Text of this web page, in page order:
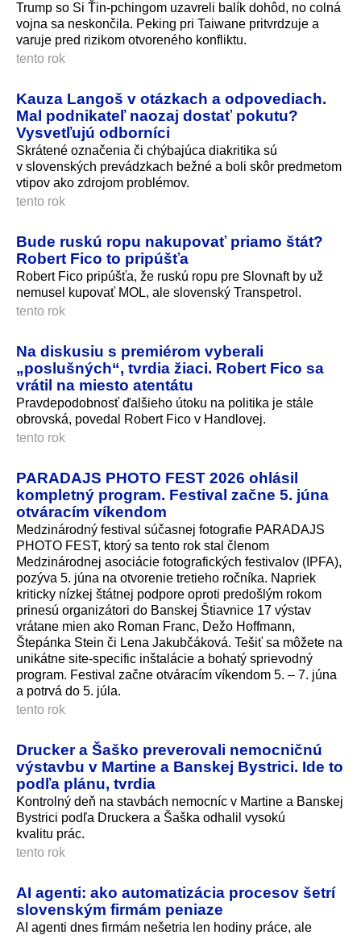
Trump so Si Ťin-pchingom uzavreli balík dohôd, no colná
vojna sa neskončila. Peking pri Taiwane pritvrdzuje a
varuje pred rizikom otvoreného konfliktu.
tento rok
Kauza Langoš v otázkach a odpovediach.
Mal podnikateľ naozaj dostať pokutu?
Vysvetľujú odborníci
Skrátené označenia či chýbajúca diakritika sú
v slovenských prevádzkach bežné a boli skôr predmetom
vtipov ako zdrojom problémov.
tento rok
Bude ruskú ropu nakupovať priamo štát?
Robert Fico to pripúšťa
Robert Fico pripúšťa, že ruskú ropu pre Slovnaft by už
nemusel kupovať MOL, ale slovenský Transpetrol.
tento rok
Na diskusiu s premiérom vyberali
„poslušných“, tvrdia žiaci. Robert Fico sa
vrátil na miesto atentátu
Pravdepodobnosť ďalšieho útoku na politika je stále
obrovská, povedal Robert Fico v Handlovej.
tento rok
PARADAJS PHOTO FEST 2026 ohlásil
kompletný program. Festival začne 5. júna
otváracím víkendom
Medzinárodný festival súčasnej fotografie PARADAJS
PHOTO FEST, ktorý sa tento rok stal členom
Medzinárodnej asociácie fotografických festivalov (IPFA),
pozýva 5. júna na otvorenie tretieho ročníka. Napriek
kriticky nízkej štátnej podpore oproti predošlým rokom
prinesú organizátori do Banskej Štiavnice 17 výstav
vrátane mien ako Roman Franc, Dežo Hoffmann,
Štepánka Stein či Lena Jakubčáková. Tešiť sa môžete na
unikátne site-specific inštalácie a bohatý sprievodný
program. Festival začne otváracím víkendom 5. – 7. júna
a potrvá do 5. júla.
tento rok
Drucker a Šaško preverovali nemocničnú
výstavbu v Martine a Banskej Bystrici. Ide to
podľa plánu, tvrdia
Kontrolný deň na stavbách nemocníc v Martine a Banskej
Bystrici podľa Druckera a Šaška odhalil vysokú
kvalitu prác.
tento rok
AI agenti: ako automatizácia procesov šetrí
slovenským firmám peniaze
AI agenti dnes firmám nešetria len hodiny práce, ale